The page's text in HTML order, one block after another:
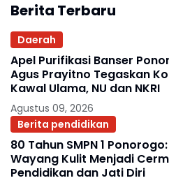
Berita Terbaru
Daerah
Apel Purifikasi Banser
Agus Prayitno Tegaskan
Kawal Ulama, NU dan NKRI
Agustus 09, 2026
Berita pendidikan
80 Tahun SMPN 1
Wayang Kulit Menjadi
Pendidikan dan Jati Diri